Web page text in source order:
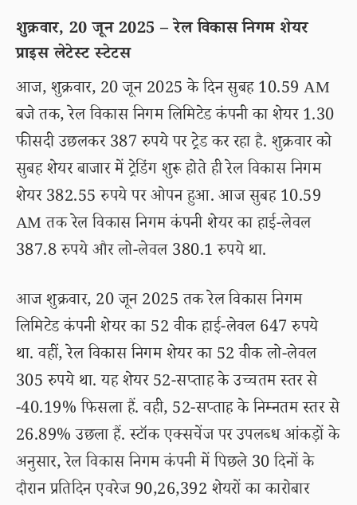
शुक्रवार, 20 जून 2025 – रेल विकास निगम शेयर
प्राइस लेटेस्ट स्टेटस
आज, शुक्रवार, 20 जून 2025 के दिन सुबह 10.59 AM
बजे तक, रेल विकास निगम लिमिटेड कंपनी का शेयर 1.30
फीसदी उछलकर 387 रुपये पर ट्रेड कर रहा है. शुक्रवार को
सुबह शेयर बाजार में ट्रेडिंग शुरू होते ही रेल विकास निगम
शेयर 382.55 रुपये पर ओपन हुआ. आज सुबह 10.59
AM तक रेल विकास निगम कंपनी शेयर का हाई-लेवल
387.8 रुपये और लो-लेवल 380.1 रुपये था.
आज शुक्रवार, 20 जून 2025 तक रेल विकास निगम
लिमिटेड कंपनी शेयर का 52 वीक हाई-लेवल 647 रुपये
था. वहीं, रेल विकास निगम शेयर का 52 वीक लो-लेवल
305 रुपये था. यह शेयर 52-सप्ताह के उच्चतम स्तर से
-40.19% फिसला हैं. वही, 52-सप्ताह के निम्नतम स्तर से
26.89% उछला हैं. स्टॉक एक्सचेंज पर उपलब्ध आंकड़ों के
अनुसार, रेल विकास निगम कंपनी में पिछले 30 दिनों के
दौरान प्रतिदिन एवरेज 90,26,392 शेयरों का कारोबार